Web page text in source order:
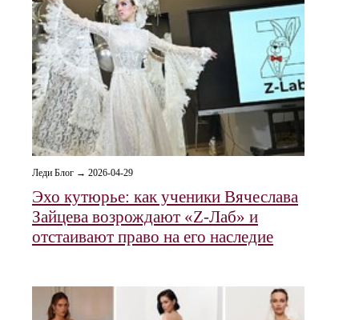
Леди Блог → 2026-04-29
Эхо кутюрье: как ученики Вячеслава
Зайцева возрождают «Z-Лаб» и
отстаивают право на его наследие